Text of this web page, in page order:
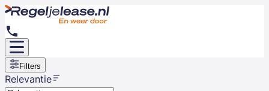
Filters
Relevantie